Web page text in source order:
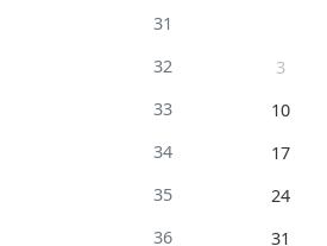
31
32
3
33
10
34
17
35
24
36
31